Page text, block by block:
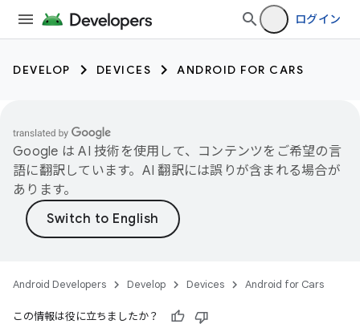
ログイン
DEVELOP DEVICES ANDROID FOR CARS
Google は AI 技術を使用して、コンテンツをご希望の言
語に翻訳しています。AI 翻訳には誤りが含まれる場合が
あります。
Android Developers Develop Devices Android for Cars
この情報は役に立ちましたか？